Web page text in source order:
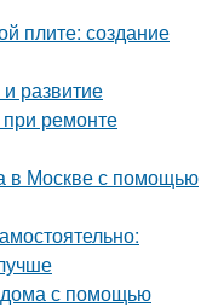
плите: создание
развитие
при ремонте
в Москве с помощью
с помощью